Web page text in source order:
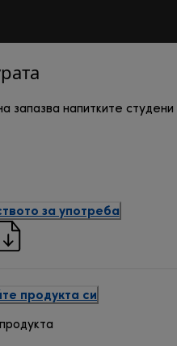
напитките студени
за употреба
продукта си